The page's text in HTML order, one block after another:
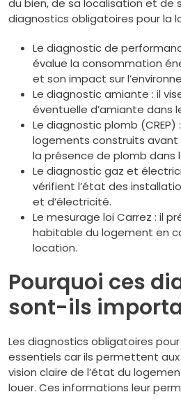
du bien, de sa localisation et de
diagnostics obligatoires pour la
Le diagnostic de
évalue la consommation
et son impact sur
Le diagnostic amiante : il
éventuelle d’amiante dans
Le diagnostic plomb (CREP)
logements construits
la présence de plomb dans
Le diagnostic gaz et
vérifient l’état des
et d’électricité.
Le mesurage loi Carrez : il
habitable du logement en
location.
Pourquoi ces
sont-ils
Les diagnostics obligatoires
essentiels car ils permettent aux
vision claire de l’état du
louer. Ces informations leur